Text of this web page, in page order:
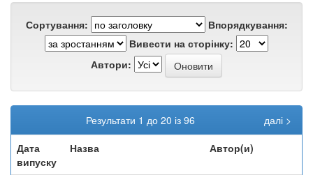
Сортування:
Впорядкування:
Вивести на сторінку:
Автори:
Результати 1 до 20 із 96
далі >
Дата
випуску
Назва Автор(и)